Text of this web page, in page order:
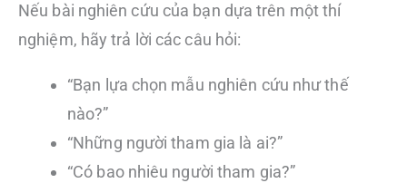
Nếu bài nghiên cứu của bạn dựa trên một thí
nghiệm, hãy trả lời các câu hỏi:
“Bạn lựa chọn mẫu nghiên cứu như thế
nào?”
“Những người tham gia là ai?”
“Có bao nhiêu người tham gia?”